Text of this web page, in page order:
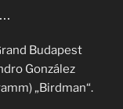
Budapest
González
„Birdman“.